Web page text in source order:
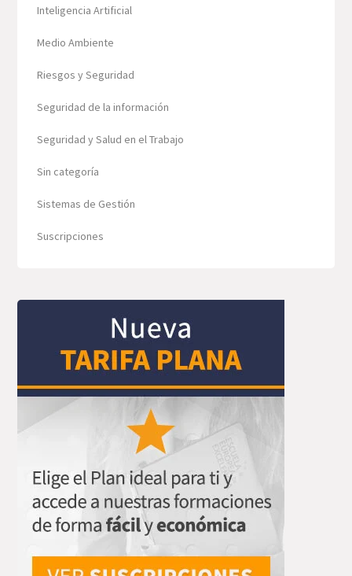
Inteligencia Artificial
Medio Ambiente
Riesgos y Seguridad
Seguridad de la información
Seguridad y Salud en el Trabajo
Sin categoría
Sistemas de Gestión
Suscripciones